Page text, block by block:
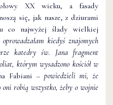
XX wieku, a fasady
się, jak nasze, z dziurami
co najwyżej ślady wielkiej
oprowadzałam kiedyś znajomych
katedry św. Jana fragment
którym wysadzono kościół w
Fabiani – powiedzieli mi, że
robią wszystko, żeby o wojnie